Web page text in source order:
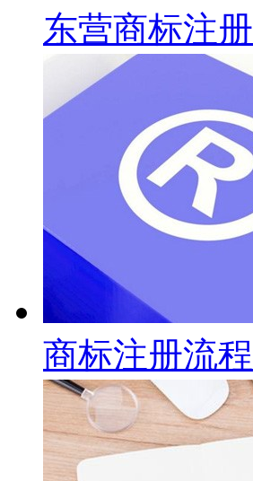
东营商标注册
商标注册流程